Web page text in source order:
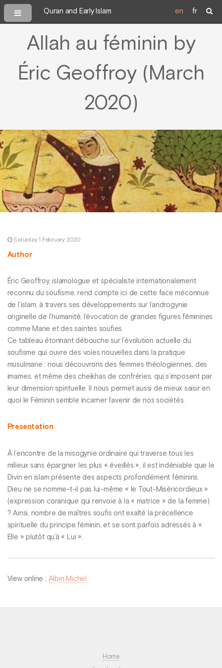
Quran and Early Islam en fr
Allah au féminin by
Éric Geoffroy (March
2020)
Saturday 1 February 2020
Author
Éric Geoffroy, islamologue et spécialiste internationalement
reconnu du soufisme, rend compte ici de cette face méconnue
de l’islam, à travers ses développements sur l’androgynie
originelle de l’humanité, l’évocation de grandes figures féminines
comme Marie et des saintes soufies.
Ce tableau étonnant débouche sur l’évolution actuelle du
soufisme qui ouvre des voies nouvelles dans la pratique
musulmane : nous découvrons des femmes théologiennes, des
imames, et même des cheikhas de confréries, qui s’imposent par
leur dimension spirituelle. Il nous permet aussi de mieux saisir en
quoi le Féminin semble incarner l’avenir de nos sociétés.
Presentation
À l’encontre de la misogynie ordinaire qui traverse tous les
milieux sans épargner les plus « éveillés », il est indéniable que le
Divin en islam présente des aspects profondément féminins.
Dieu ne se nomme-t-il pas lui-même « le Tout-Miséricordieux »
(expression coranique qui renvoie à la « matrice » de la femme)
? Ainsi, nombre de maîtres soufis ont exalté la précellence
spirituelle du principe féminin, et se sont parfois adressés à «
Elle » plutôt qu’à « Lui ».
View online : Albin Michel
Home